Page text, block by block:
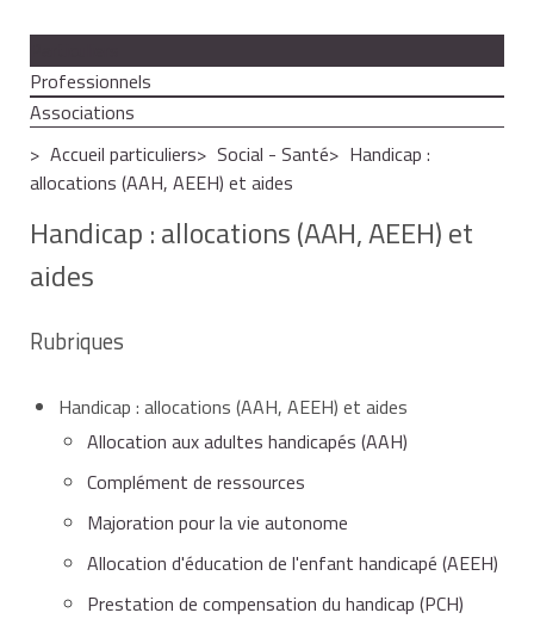
Professionnels
Associations
Accueil particuliers
Social - Santé
Handicap :
allocations (AAH, AEEH) et aides
Handicap : allocations (AAH, AEEH) et
aides
Rubriques
Handicap : allocations (AAH, AEEH) et aides
Allocation aux adultes handicapés (AAH)
Complément de ressources
Majoration pour la vie autonome
Allocation d'éducation de l'enfant handicapé (AEEH)
Prestation de compensation du handicap (PCH)